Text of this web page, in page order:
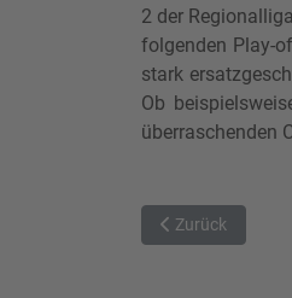
2 der
folgenden Play-
stark
Ob
überraschenden
Vorheriger
Zurück